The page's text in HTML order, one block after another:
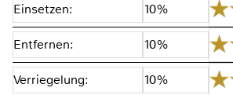
Einsetzen:
10%
Entfernen: 10%
Verriegelung: 10%